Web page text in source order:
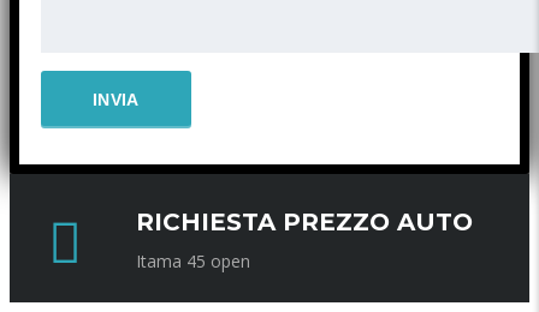
RICHIESTA PREZZO AUTO
Itama 45 open